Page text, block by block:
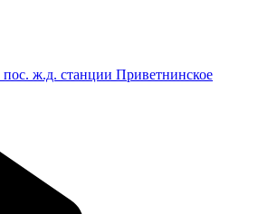
пос. ж.д. станции Приветнинское